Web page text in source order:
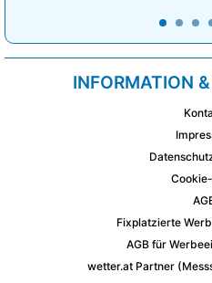
INFORMATION
Fixplatzierte
AGB für
wetter.at Partner